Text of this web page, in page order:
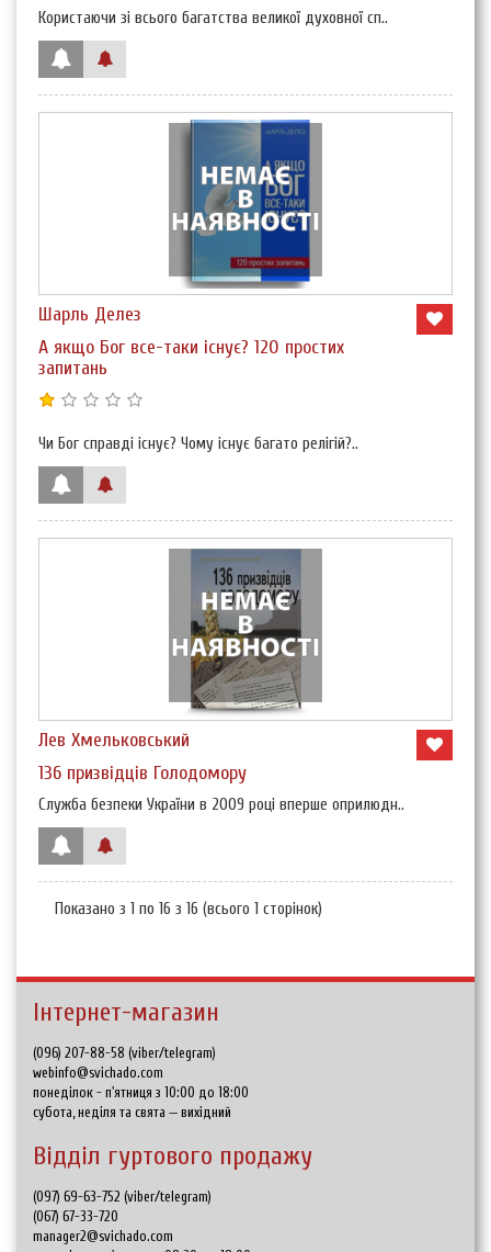
Користаючи зі всього багатства великої духовної сп..
Шарль Делез
А якщо Бог все-таки існує? 120 простих
запитань
Чи Бог справді існує? Чому існує багато релігій?..
Лев Хмельковський
136 призвідців Голодомору
Служба безпеки України в 2009 році вперше оприлюдн..
Показано з 1 по 16 з 16 (всього 1 сторінок)
Інтернет-магазин
(096) 207-88-58 (viber/telegram)
webinfo@svichado.com
понеділок - п'ятниця з 10:00 до 18:00
субота, неділя та свята — вихідний
Відділ гуртового продажу
(097) 69-63-752 (viber/telegram)
(067) 67-33-720
manager2@svichado.com